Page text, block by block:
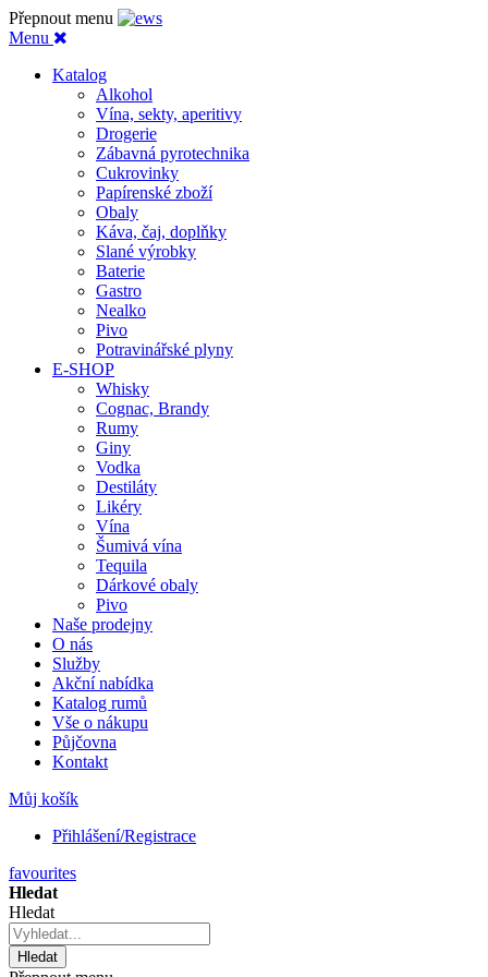
Přepnout menu
Menu
Katalog
Alkohol
Vína, sekty, aperitivy
Drogerie
Zábavná pyrotechnika
Cukrovinky
Papírenské zboží
Obaly
Káva, čaj, doplňky
Slané výrobky
Baterie
Gastro
Nealko
Pivo
Potravinářské plyny
E-SHOP
Whisky
Cognac, Brandy
Rumy
Giny
Vodka
Destiláty
Likéry
Vína
Šumivá vína
Tequila
Dárkové obaly
Pivo
Naše prodejny
O nás
Služby
Akční nabídka
Katalog rumů
Vše o nákupu
Půjčovna
Kontakt
Můj košík
Přihlášení/Registrace
favourites
Hledat
Hledat
Hledat